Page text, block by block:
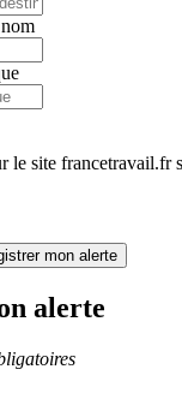
le site francetravail.fr
mon alerte
alerte